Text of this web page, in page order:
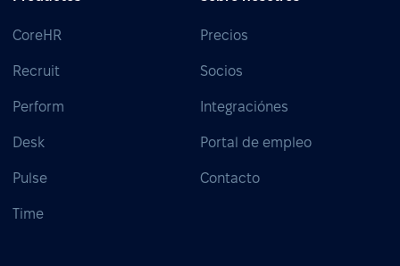
CoreHR
Recruit
Perform
Desk
Pulse
Time
Precios
Socios
Integraciónes
Portal de empleo
Contacto